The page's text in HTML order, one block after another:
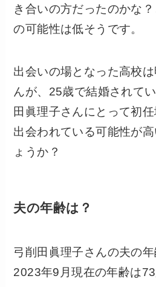
き合いの方だったのかな
の可能性は低そうです。
出会いの場となった高校
んが、25歳で結婚されて
田眞理子さんにとって初
出会われている可能性が
ょうか？
夫の年齢は？
弓削田眞理子さんの夫の年
2023年9月現在の年齢は73